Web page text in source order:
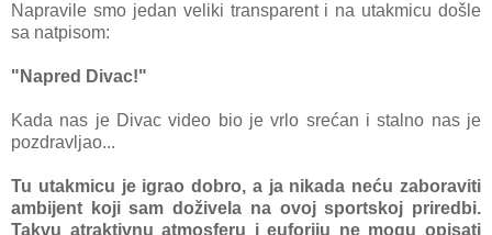
Napravile smo jedan veliki transparent i na utakmicu došle
sa natpisom:
"Napred Divac!"
Kada nas je Divac video bio je vrlo srećan i stalno nas je
pozdravljao...
Tu utakmicu je igrao dobro, a ja nikada neću zaboraviti
ambijent koji sam doživela na ovoj sportskoj priredbi.
Takvu atraktivnu atmosferu i euforiju ne mogu opisati